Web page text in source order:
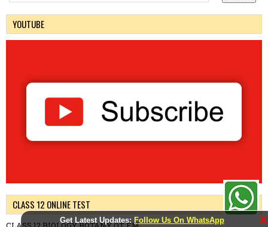
Get Latest Updates: Follow Us On WhatsApp X
YOUTUBE
CLASS 12 ONLINE TEST